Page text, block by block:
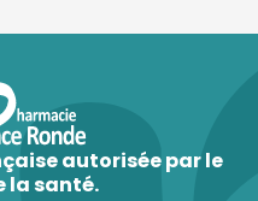
autorisée par le
la santé.